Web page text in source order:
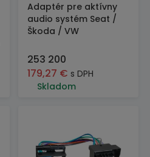
Adaptér pre aktívny
audio systém Seat /
Škoda / VW
253 200
179,27 € s DPH
Skladom